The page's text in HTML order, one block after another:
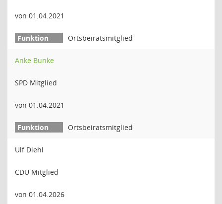
von 01.04.2021
Ortsbeiratsmitglied
Anke Bunke
SPD Mitglied
von 01.04.2021
Ortsbeiratsmitglied
Ulf Diehl
CDU Mitglied
von 01.04.2026